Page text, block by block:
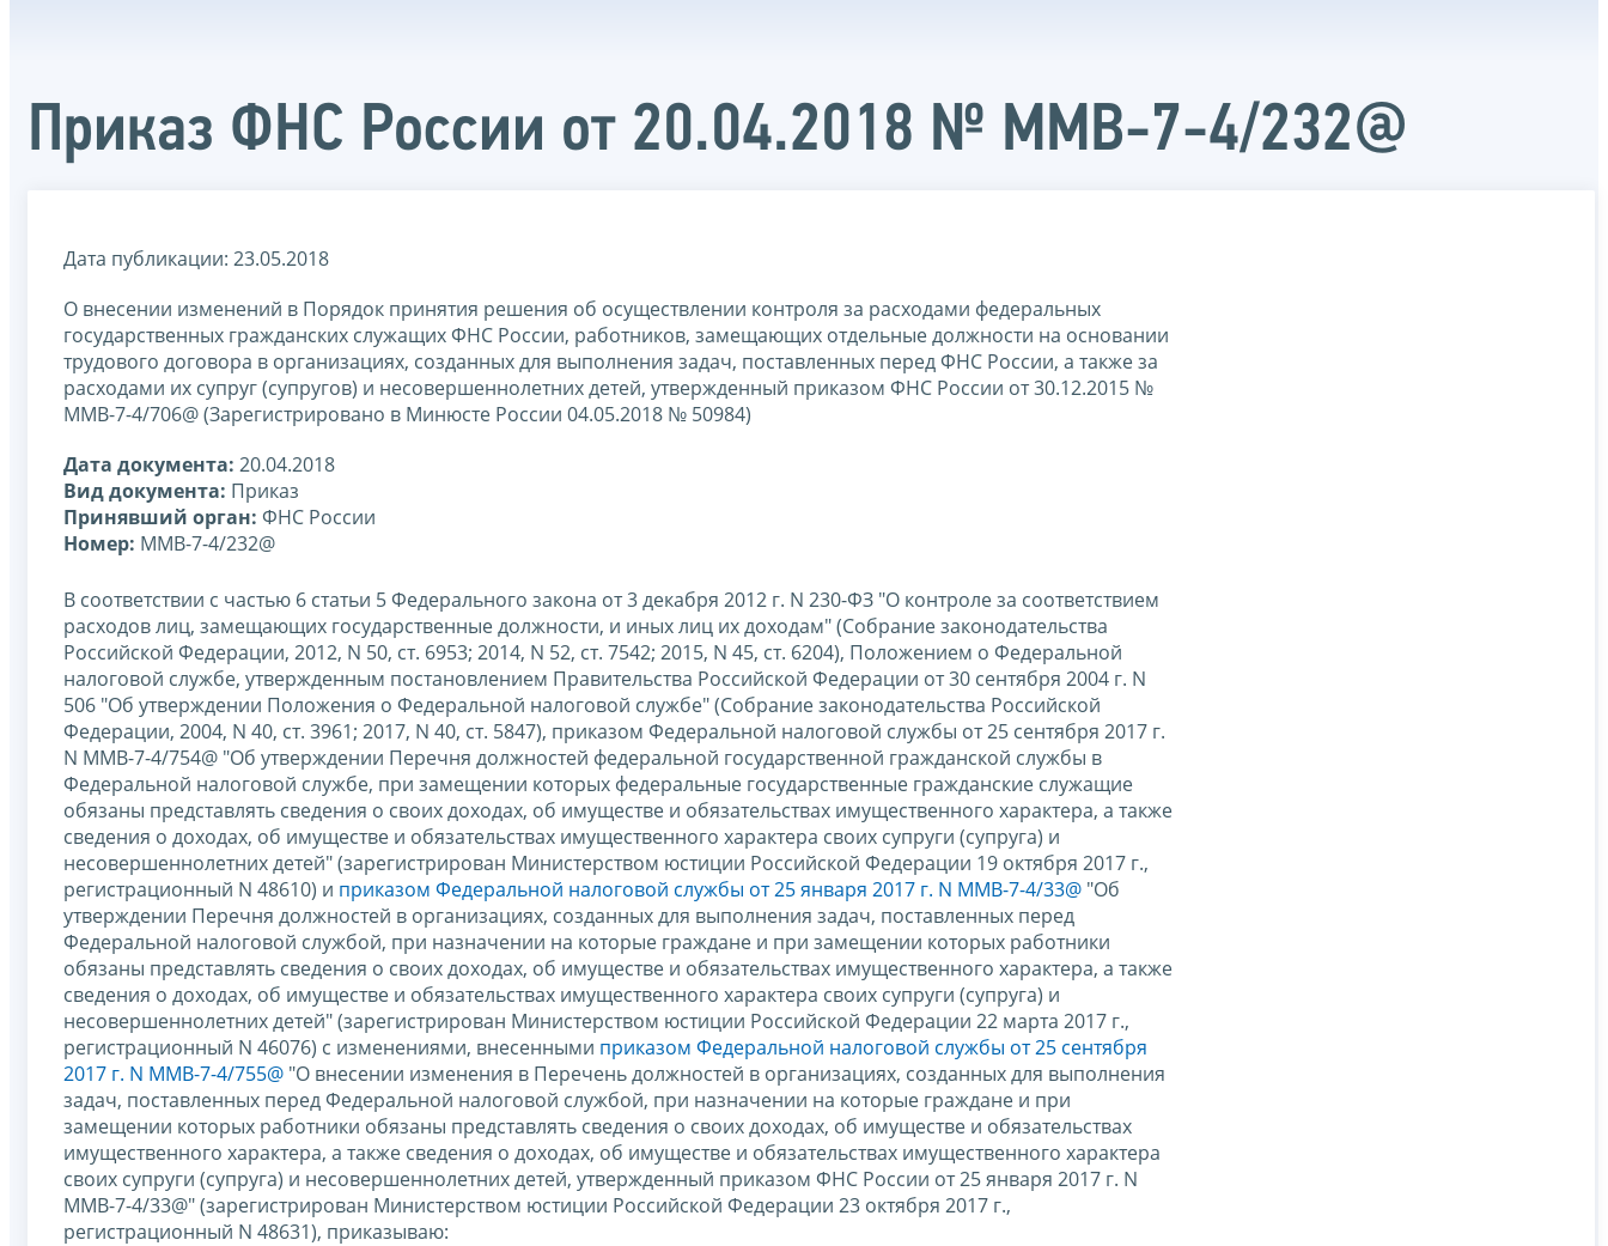
Приказ ФНС России от 20.04.2018 № ММВ-7-4/232@
Дата публикации: 23.05.2018
О внесении изменений в Порядок принятия решения об осуществлении контроля за расходами федеральных
государственных гражданских служащих ФНС России, работников, замещающих отдельные должности на основании
трудового договора в организациях, созданных для выполнения задач, поставленных перед ФНС России, а также за
расходами их супруг (супругов) и несовершеннолетних детей, утвержденный приказом ФНС России от 30.12.2015 №
ММВ-7-4/706@ (Зарегистрировано в Минюсте России 04.05.2018 № 50984)
Дата документа: 20.04.2018
Вид документа: Приказ
Принявший орган: ФНС России
Номер: ММВ-7-4/232@
В соответствии с частью 6 статьи 5 Федерального закона от 3 декабря 2012 г. N 230-ФЗ "О контроле за соответствием
расходов лиц, замещающих государственные должности, и иных лиц их доходам" (Собрание законодательства
Российской Федерации, 2012, N 50, ст. 6953; 2014, N 52, ст. 7542; 2015, N 45, ст. 6204), Положением о Федеральной
налоговой службе, утвержденным постановлением Правительства Российской Федерации от 30 сентября 2004 г. N
506 "Об утверждении Положения о Федеральной налоговой службе" (Собрание законодательства Российской
Федерации, 2004, N 40, ст. 3961; 2017, N 40, ст. 5847), приказом Федеральной налоговой службы от 25 сентября 2017 г.
N ММВ-7-4/754@ "Об утверждении Перечня должностей федеральной государственной гражданской службы в
Федеральной налоговой службе, при замещении которых федеральные государственные гражданские служащие
обязаны представлять сведения о своих доходах, об имуществе и обязательствах имущественного характера, а также
сведения о доходах, об имуществе и обязательствах имущественного характера своих супруги (супруга) и
несовершеннолетних детей" (зарегистрирован Министерством юстиции Российской Федерации 19 октября 2017 г.,
регистрационный N 48610) и приказом Федеральной налоговой службы от 25 января 2017 г. N ММВ-7-4/33@ "Об
утверждении Перечня должностей в организациях, созданных для выполнения задач, поставленных перед
Федеральной налоговой службой, при назначении на которые граждане и при замещении которых работники
обязаны представлять сведения о своих доходах, об имуществе и обязательствах имущественного характера, а также
сведения о доходах, об имуществе и обязательствах имущественного характера своих супруги (супруга) и
несовершеннолетних детей" (зарегистрирован Министерством юстиции Российской Федерации 22 марта 2017 г.,
регистрационный N 46076) с изменениями, внесенными приказом Федеральной налоговой службы от 25 сентября
2017 г. N ММВ-7-4/755@ "О внесении изменения в Перечень должностей в организациях, созданных для выполнения
задач, поставленных перед Федеральной налоговой службой, при назначении на которые граждане и при
замещении которых работники обязаны представлять сведения о своих доходах, об имуществе и обязательствах
имущественного характера, а также сведения о доходах, об имуществе и обязательствах имущественного характера
своих супруги (супруга) и несовершеннолетних детей, утвержденный приказом ФНС России от 25 января 2017 г. N
ММВ-7-4/33@" (зарегистрирован Министерством юстиции Российской Федерации 23 октября 2017 г.,
регистрационный N 48631), приказываю: